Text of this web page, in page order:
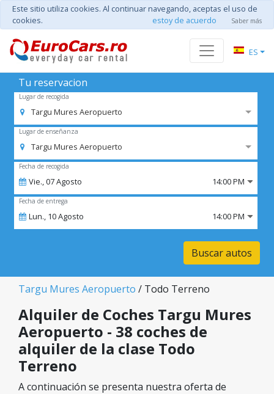
Este sitio utiliza cookies. Al continuar navegando, aceptas el uso de
cookies.
estoy de acuerdo Saber más
ES
Tu reservacion
Lugar de recogida
Targu Mures Aeropuerto
Lugar de enseñanza
Targu Mures Aeropuerto
Fecha de recogida
Vie.,07Agosto 14:00 PM
Fecha de entrega
Lun., 10Agosto 14:00 PM
Buscar autos
Targu Mures Aeropuerto / Todo Terreno
Alquiler de Coches Targu Mures
Aeropuerto - 38 coches de
alquiler de la clase Todo
Terreno
A continuación se presenta nuestra oferta de